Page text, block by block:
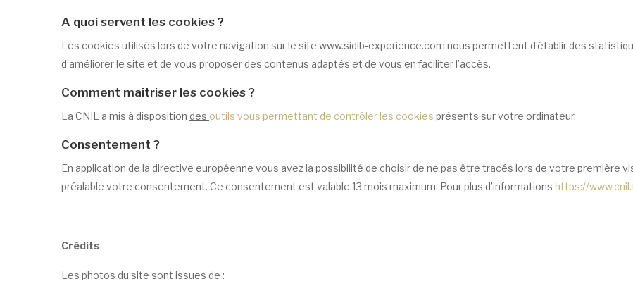
A quoi servent les cookies ?
Les cookies utilisés lors de votre navigation sur le site www.sidib-experience.com nous permettent d’établir des
d’améliorer le site et de vous proposer des contenus adaptés et de vous en faciliter l’accès.
Comment maitriser les cookies ?
La CNIL a mis à disposition des outils vous permettant de contrôler les cookies présents sur votre ordinateur.
Consentement ?
En application de la directive européenne vous avez la possibilité de choisir de ne pas être tracés lors de votre première
préalable votre consentement. Ce consentement est valable 13 mois maximum. Pour plus d’informations https://
Crédits
Les photos du site sont issues de :